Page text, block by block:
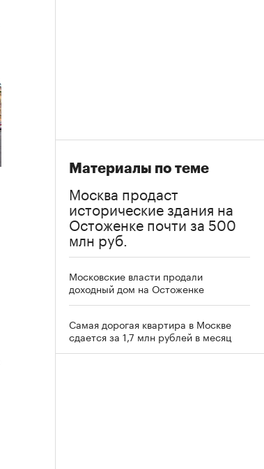
Материалы по теме
Москва продаст
исторические здания на
Остоженке почти за 500
млн руб.
Московские власти продали
доходный дом на Остоженке
Самая дорогая квартира в Москве
сдается за 1,7 млн рублей в месяц